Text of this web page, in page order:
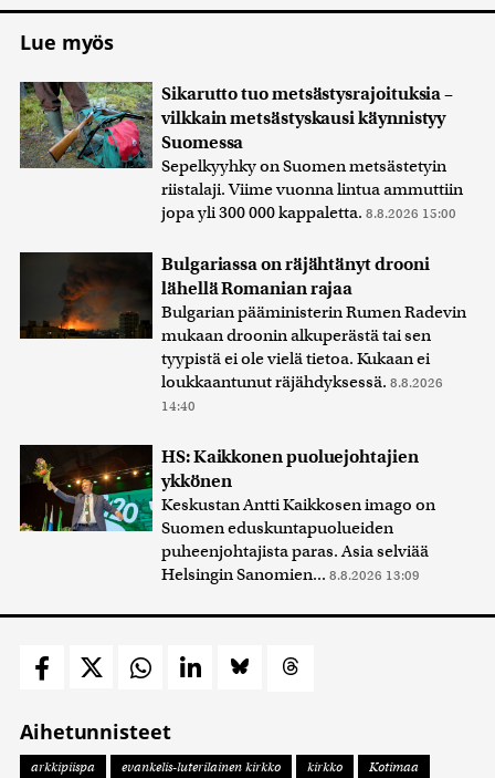
Lue myös
Sikarutto tuo metsästysrajoituksia –
vilkkain metsästyskausi käynnistyy
Suomessa
Sepelkyyhky on Suomen metsästetyin
riistalaji. Viime vuonna lintua ammuttiin
jopa yli 300 000 kappaletta. 8.8.2026 15:00
Bulgariassa on räjähtänyt drooni
lähellä Romanian rajaa
Bulgarian pääministerin Rumen Radevin
mukaan droonin alkuperästä tai sen
tyypistä ei ole vielä tietoa. Kukaan ei
loukkaantunut räjähdyksessä. 8.8.2026
14:40
HS: Kaikkonen puoluejohtajien
ykkönen
Keskustan Antti Kaikkosen imago on
Suomen eduskuntapuolueiden
puheenjohtajista paras. Asia selviää
Helsingin Sanomien... 8.8.2026 13:09
Aihetunnisteet
arkkipiispa evankelis-luterilainen kirkko kirkko
Kotimaa